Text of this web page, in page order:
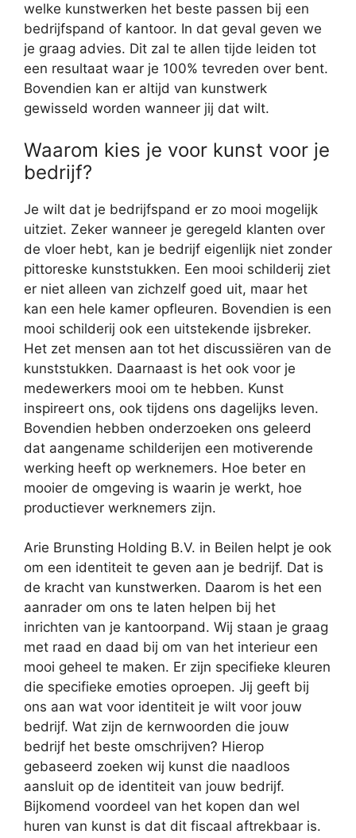
welke kunstwerken het beste passen bij een
bedrijfspand of kantoor. In dat geval geven we
je graag advies. Dit zal te allen tijde leiden tot
een resultaat waar je 100% tevreden over bent.
Bovendien kan er altijd van kunstwerk
gewisseld worden wanneer jij dat wilt.
Waarom kies je voor kunst voor je
bedrijf?
Je wilt dat je bedrijfspand er zo mooi mogelijk
uitziet. Zeker wanneer je geregeld klanten over
de vloer hebt, kan je bedrijf eigenlijk niet zonder
pittoreske kunststukken. Een mooi schilderij ziet
er niet alleen van zichzelf goed uit, maar het
kan een hele kamer opfleuren. Bovendien is een
mooi schilderij ook een uitstekende ijsbreker.
Het zet mensen aan tot het discussiëren van de
kunststukken. Daarnaast is het ook voor je
medewerkers mooi om te hebben. Kunst
inspireert ons, ook tijdens ons dagelijks leven.
Bovendien hebben onderzoeken ons geleerd
dat aangename schilderijen een motiverende
werking heeft op werknemers. Hoe beter en
mooier de omgeving is waarin je werkt, hoe
productiever werknemers zijn.
Arie Brunsting Holding B.V. in Beilen helpt je ook
om een identiteit te geven aan je bedrijf. Dat is
de kracht van kunstwerken. Daarom is het een
aanrader om ons te laten helpen bij het
inrichten van je kantoorpand. Wij staan je graag
met raad en daad bij om van het interieur een
mooi geheel te maken. Er zijn specifieke kleuren
die specifieke emoties oproepen. Jij geeft bij
ons aan wat voor identiteit je wilt voor jouw
bedrijf. Wat zijn de kernwoorden die jouw
bedrijf het beste omschrijven? Hierop
gebaseerd zoeken wij kunst die naadloos
aansluit op de identiteit van jouw bedrijf.
Bijkomend voordeel van het kopen dan wel
huren van kunst is dat dit fiscaal aftrekbaar is.